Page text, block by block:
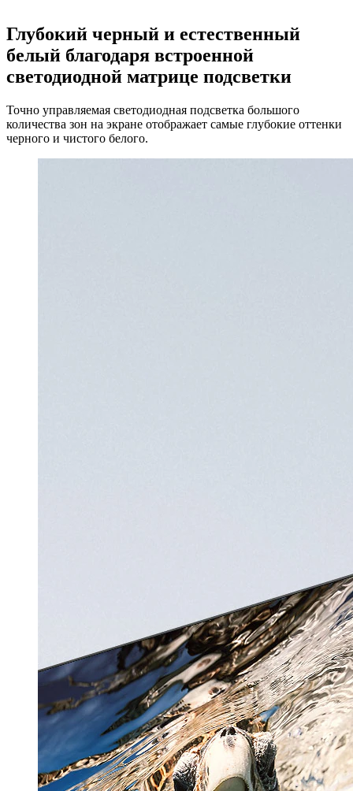
Глубокий черный и естественный
белый благодаря встроенной
светодиодной матрице подсветки
Точно управляемая светодиодная подсветка большого
количества зон на экране отображает самые глубокие оттенки
черного и чистого белого.